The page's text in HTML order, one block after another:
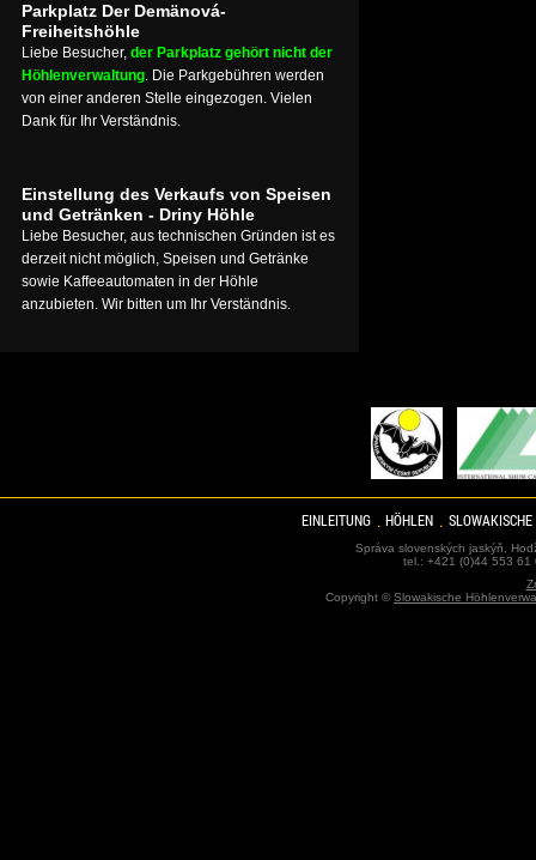
Parkplatz Der Demänová-
Freiheitshöhle
Liebe Besucher, der Parkplatz gehört nicht der
Höhlenverwaltung. Die Parkgebühren werden
von einer anderen Stelle eingezogen. Vielen
Dank für Ihr Verständnis.
Einstellung des Verkaufs von Speisen
und Getränken - Driny Höhle
Liebe Besucher, aus technischen Gründen ist es
derzeit nicht möglich, Speisen und Getränke
sowie Kaffeeautomaten in der Höhle
anzubieten. Wir bitten um Ihr Verständnis.
EINLEITUNG HÖHLEN
Správa slovenských jaskýň,
tel.: +421 (0)44 553
Copyright ©Slowakische